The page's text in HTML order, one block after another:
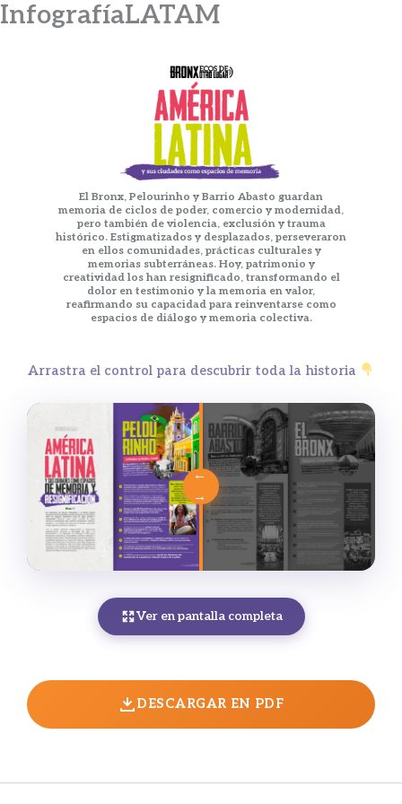
Ir
InfografíaLATAM
El Bronx, Pelourinho y Barrio Abasto guardan
memoria de ciclos de poder, comercio y modernidad,
pero también de violencia, exclusión y trauma
histórico. Estigmatizados y desplazados, perseveraron
en ellos comunidades, prácticas culturales y
memorias subterráneas. Hoy, patrimonio y
creatividad los han resignificado, transformando el
dolor en testimonio y la memoria en valor,
reafirmando su capacidad para reinventarse como
espacios de diálogo y memoria colectiva.
Arrastra el control para descubrir toda la historia
Ver en pantalla completa
DESCARGAR EN PDF